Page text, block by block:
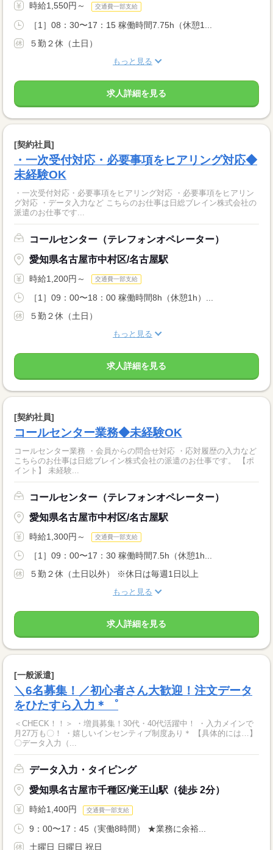
時給1,550円～ 交通費一部支給
［1］08：30〜17：15 稼働時間7.75h（休憩1...
５勤２休（土日）
もっと見る
求人詳細を見る
[契約社員]
・一次受付対応・必要事項をヒアリング対応◆
未経験OK
・一次受付対応・必要事項をヒアリング対応 ・必要事項をヒアリン
グ対応 ・データ入力など こちらのお仕事は日総ブレイン株式会社の
派遣のお仕事です...
コールセンター（テレフォンオペレーター）
愛知県名古屋市中村区/名古屋駅
時給1,200円～ 交通費一部支給
［1］09：00〜18：00 稼働時間8h（休憩1h）...
５勤２休（土日）
もっと見る
求人詳細を見る
[契約社員]
コールセンター業務◆未経験OK
コールセンター業務 ・会員からの問合せ対応 ・応対履歴の入力など
こちらのお仕事は日総ブレイン株式会社の派遣のお仕事です。 【ポ
イント】 未経験...
コールセンター（テレフォンオペレーター）
愛知県名古屋市中村区/名古屋駅
時給1,300円～ 交通費一部支給
［1］09：00〜17：30 稼働時間7.5h（休憩1h...
５勤２休（土日以外） ※休日は毎週1日以上
もっと見る
求人詳細を見る
[一般派遣]
＼6名募集！／初心者さん大歓迎！注文データ
をひたすら入力＊゜
＜CHECK！！＞ ・増員募集！30代・40代活躍中！ ・入力メインで
月27万も〇！ ・嬉しいインセンティブ制度あり＊ 【具体的には…】
〇データ入力（...
データ入力・タイピング
愛知県名古屋市千種区/覚王山駅（徒歩 2分）
時給1,400円 交通費一部支給
9：00〜17：45（実働8時間） ★業務に余裕...
土曜日 日曜日 祝日